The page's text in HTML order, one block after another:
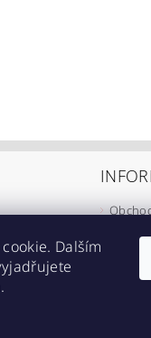
?
Dalším